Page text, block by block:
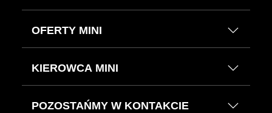
OFERTY MINI
KIEROWCA MINI
POZOSTAŃMY W KONTAKCIE